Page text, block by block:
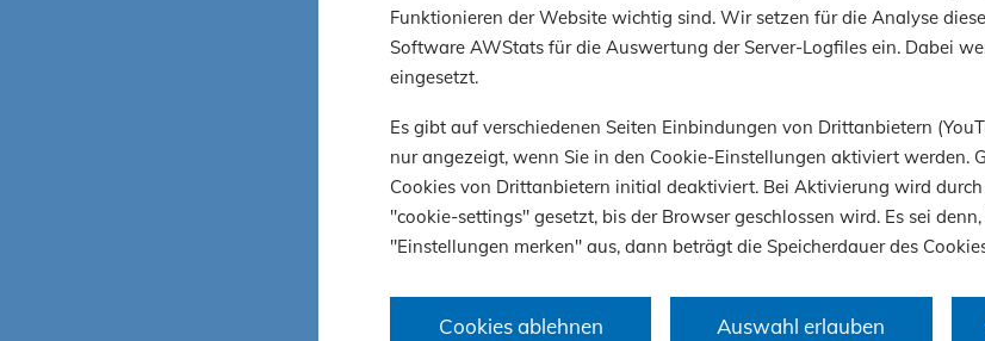
Funktionieren der Website wichtig sind. Wir setzen für die Analyse
Software AWStats für die Auswertung der Server-Logfiles ein. Dabei
eingesetzt.
Es gibt auf verschiedenen Seiten Einbindungen von Drittanbietern
nur angezeigt, wenn Sie in den Cookie-Einstellungen aktiviert werden.
Cookies von Drittanbietern initial deaktiviert. Bei Aktivierung wird
"cookie-settings" gesetzt, bis der Browser geschlossen wird. Es sei
"Einstellungen merken" aus, dann beträgt die Speicherdauer des
Cookies ablehnen Auswahl erlauben
Sie finden alle Weiterbildungskurse in unserem
Bei Fragen wenden Sie sich gern an unser